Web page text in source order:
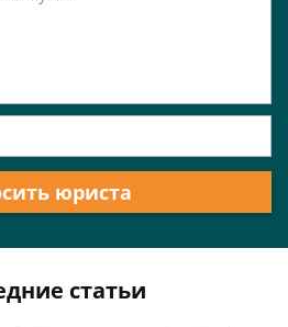
юриста
статьи